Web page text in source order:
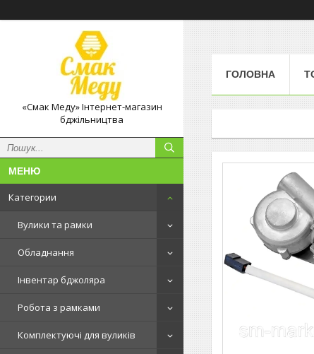
«Смак Меду» Інтернет-магазин
бджільництва
Категории
Вулики та рамки
Обладнання
Інвентар бджоляра
Робота з рамками
Комплектуючі для вуликів
ГОЛОВНА